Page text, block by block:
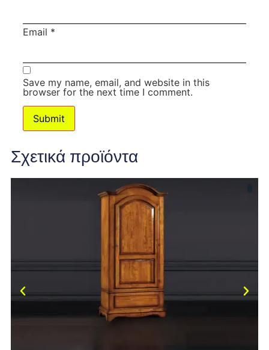
Email *
Save my name, email, and website in this
browser for the next time I comment.
Σχετικά προϊόντα